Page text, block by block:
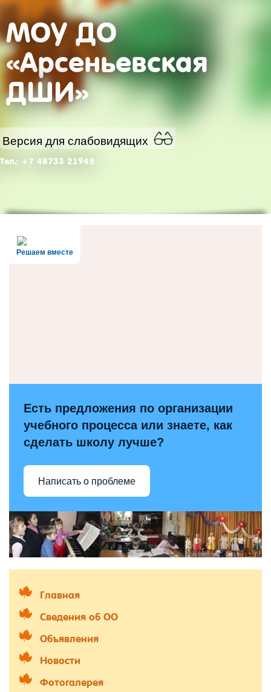
МОУ ДО
«Арсеньевская
ДШИ»
Версия для слабовидящих
Тел.: +7 48733 21945
Решаем вместе
Есть предложения по организации
учебного процесса или знаете, как
сделать школу лучше?
Написать о проблеме
Главная
Сведения об ОО
Объявления
Новости
Фотогалерея